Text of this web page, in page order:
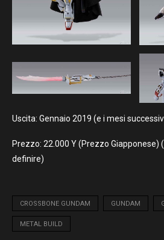
Uscita: Gennaio 2019 (e i mesi
Prezzo: 22.000 Y (Prezzo Giapponese)
definire)
CROSSBONE GUNDAM GUNDAM
METAL BUILD